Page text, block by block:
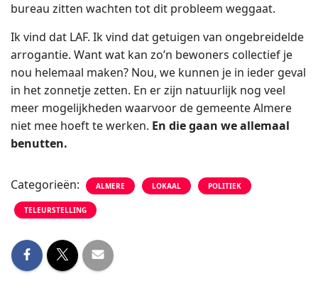
bureau zitten wachten tot dit probleem weggaat.
Ik vind dat LAF. Ik vind dat getuigen van ongebreidelde
arrogantie. Want wat kan zo’n bewoners collectief je
nou helemaal maken? Nou, we kunnen je in ieder geval
in het zonnetje zetten. En er zijn natuurlijk nog veel
meer mogelijkheden waarvoor de gemeente Almere
niet mee hoeft te werken. En die gaan we allemaal
benutten.
Categorieën: ALMERE LOKAAL POLITIEK
TELEURSTELLING